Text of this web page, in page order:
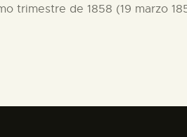
trimestre de 1858 (19 marzo